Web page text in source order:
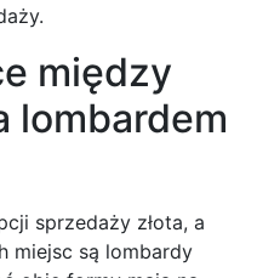
między
lombardem
sprzedaży złota, a
miejsc są lombardy